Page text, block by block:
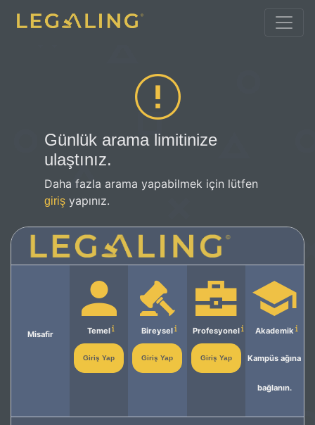
Günlük arama limitinize
ulaştınız.
Daha fazla arama yapabilmek için lütfen
giriş yapınız.
Misafir Temel
Giriş Yap
Bireysel
Giriş Yap
Profesyonel
Giriş Yap
Akademik
Kampüs ağına
bağlanın.